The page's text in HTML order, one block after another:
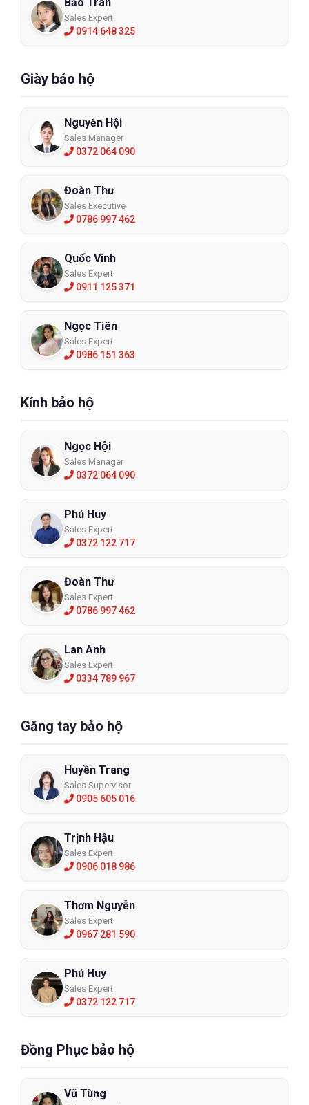
Sales Expert
0914 648 325
Giày bảo hộ
Nguyễn Hội
Sales Manager
0372 064 090
Đoàn Thư
Sales Executive
0786 997 462
Quốc Vinh
Sales Expert
0911 125 371
Ngọc Tiên
Sales Expert
0986 151 363
Kính bảo hộ
Ngọc Hội
Sales Manager
0372 064 090
Phú Huy
Sales Expert
0372 122 717
Đoàn Thư
Sales Expert
0786 997 462
Lan Anh
Sales Expert
0334 789 967
Găng tay bảo hộ
Huyền Trang
Sales Supervisor
0905 605 016
Trịnh Hậu
Sales Expert
0906 018 986
Thơm Nguyễn
Sales Expert
0967 281 590
Phú Huy
Sales Expert
0372 122 717
Đồng Phục bảo hộ
Vũ Tùng